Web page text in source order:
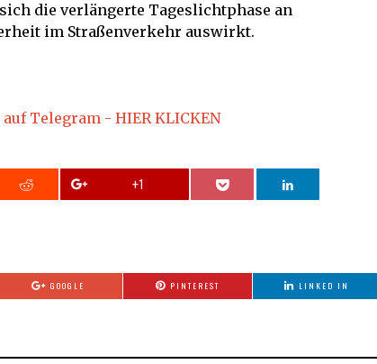
die verlängerte Tageslichtphase an
im Straßenverkehr auswirkt.
Telegram - HIER KLICKEN
+1
GOOGLE PINTEREST LINKED IN